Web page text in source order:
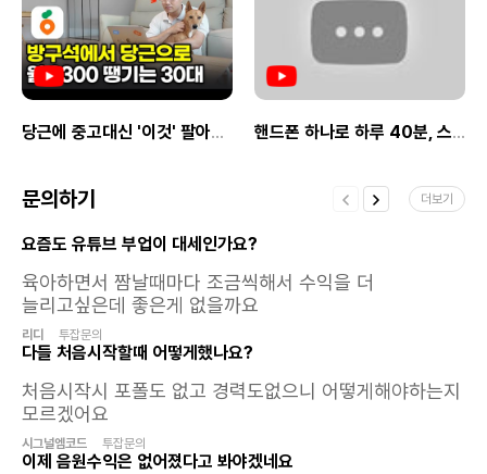
10만 원 미만인 경우 익월로 이월 되며
원하시는 경우 몽키트래블 포인트로 적립
받을 수 있어요.Q.우수 활동파트너는 어떻게
선정되나요?A. 몽키트래블 상품 홍보 활동에
적극적으로 참여하고 누적된 수익을 통해
공지해 드릴게요.Q.여행 지원 포인트, 무료
되신 후 파트너 활동 가이드 문서에서 확인해
보실 수 있어요.Q.그 밖에 주의 사항 있나요?
A.불법적이고 선정적인 콘텐츠 등 부정한
방법으로 홍보하실 경우 수익금이 지급되지
않아요.
당근에 중고대신 '이것' 팔아서 월 순수익 2300만원 버는 30대 사장님 핸드폰 하나로 하루 40분, 스레드에 글써서 월 300 버는 30대 (직장인 부업, 초보 가능)
문의하기 더보기
요즘도 유튜브 부업이 대세인가요?
육아하면서 짬날때마다 조금씩해서 수익을 더
늘리고싶은데 좋은게 없을까요
리디 투잡문의
다들 처음시작할때 어떻게했나요?
처음시작시 포폴도 없고 경력도없으니 어떻게해야하는지
모르겠어요
시그널엠코드 투잡문의
이제 음원수익은 없어졌다고 봐야겠네요